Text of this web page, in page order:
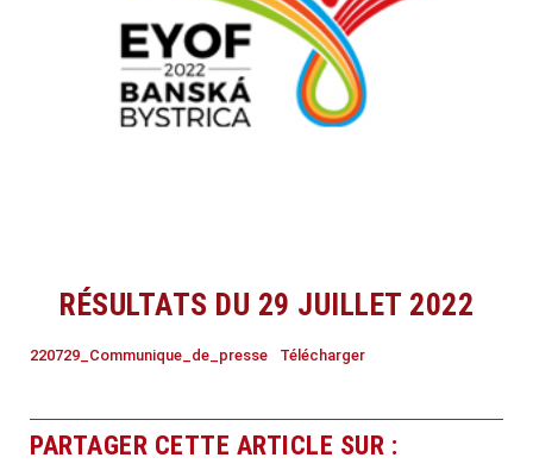
RÉSULTATS DU 29 JUILLET 2022
220729_Communique_de_presse Télécharger
PARTAGER CETTE ARTICLE SUR :